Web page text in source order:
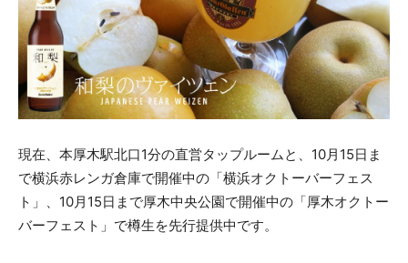
現在、本厚木駅北口1分の直営タップルームと、10月15日ま
で横浜赤レンガ倉庫で開催中の「横浜オクトーバーフェス
ト」、10月15日まで厚木中央公園で開催中の「厚木オクトー
バーフェスト」で樽生を先行提供中です。